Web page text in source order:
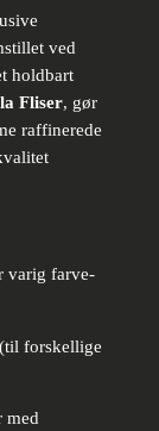
ved
holdbart
Fliser, gør
raffinerede
varig farve-
forskellige
med